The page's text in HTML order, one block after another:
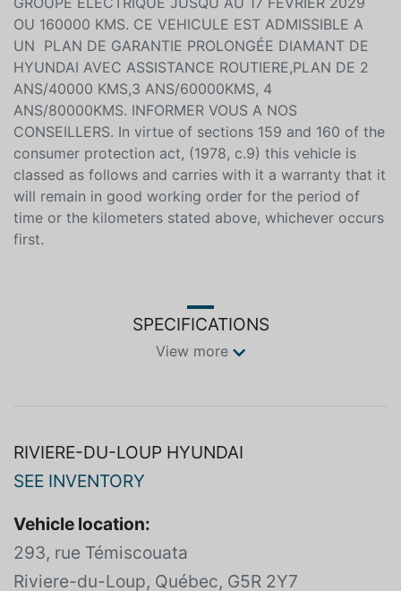
MOTOPROPULSEUR VALIDE JUSQU AU 17 FEVRIER
2025 OU 100000 KMS ET UNE GARANTIE SUR LE
GROUPE ELECTRIQUE JUSQU AU 17 FEVRIER 2029
OU 160000 KMS. CE VEHICULE EST ADMISSIBLE A
UN PLAN DE GARANTIE PROLONGÉE DIAMANT DE
HYUNDAI AVEC ASSISTANCE ROUTIERE,PLAN DE 2
ANS/40000 KMS,3 ANS/60000KMS, 4
ANS/80000KMS. INFORMER VOUS A NOS
CONSEILLERS. In virtue of sections 159 and 160 of the
consumer protection act, (1978, c.9) this vehicle is
classed as follows and carries with it a warranty that it
will remain in good working order for the period of
SEE INVENTORY
Vehicle location: